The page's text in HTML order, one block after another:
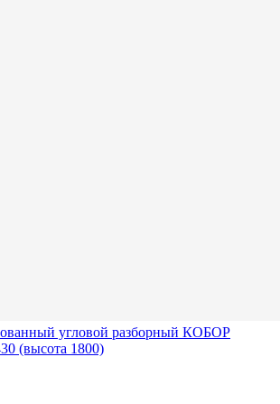
угловой разборный КОБОР
(высота 1800)